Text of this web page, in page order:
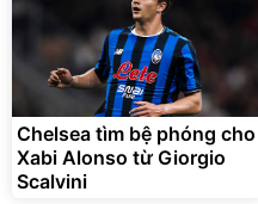
Chelsea tìm bệ phóng cho
Xabi Alonso từ Giorgio
Scalvini